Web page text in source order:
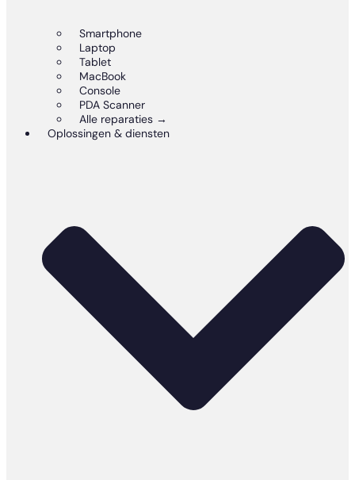
Smartphone
Laptop
Tablet
MacBook
Console
PDA Scanner
Alle reparaties →
Oplossingen & diensten